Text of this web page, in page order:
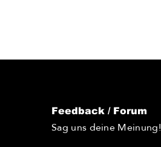
Feedback / Forum
Sag uns deine Meinung!